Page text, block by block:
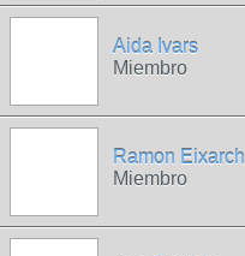
Aida Ivars
Miembro
Ramon Eixarch
Miembro